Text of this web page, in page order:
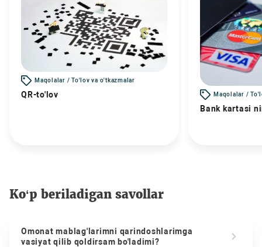
Maqolalar / To'lov va o'tkazmalar
QR-to'lov Maqolalar /
Bank kartasi
Ko‘p beriladigan savollar
Omonat mablag'larimni qarindoshlarimga
vasiyat qilib qoldirsam bo'ladimi?